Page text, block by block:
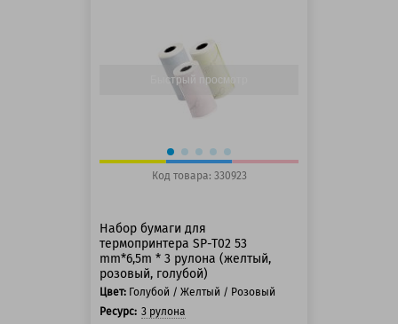
150 баллов
Быстрый просмотр
Код товара: 330923
Набор бумаги для
термопринтера SP-T02 53
mm*6,5m * 3 рулона (желтый,
розовый, голубой)
Цвет: Голубой / Желтый / Розовый
Ресурс: 3 рулона